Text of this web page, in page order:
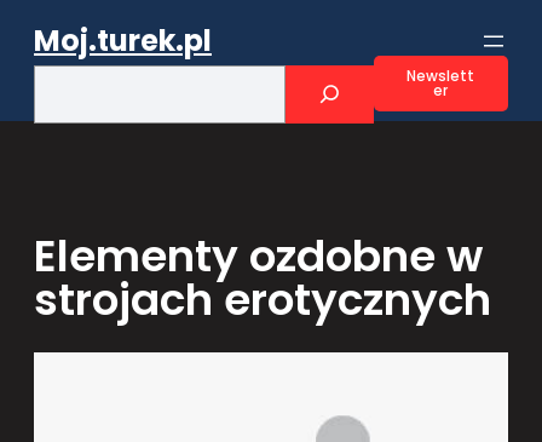
Moj.turek.pl
h
Newslett
er
Elementy ozdobne w
strojach erotycznych